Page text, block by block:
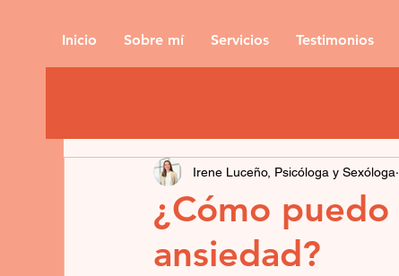
Inicio Sobre mí Servicios Testimonios
¿Cómo
ansiedad?
Irene Luceño, Psicóloga y Sexóloga